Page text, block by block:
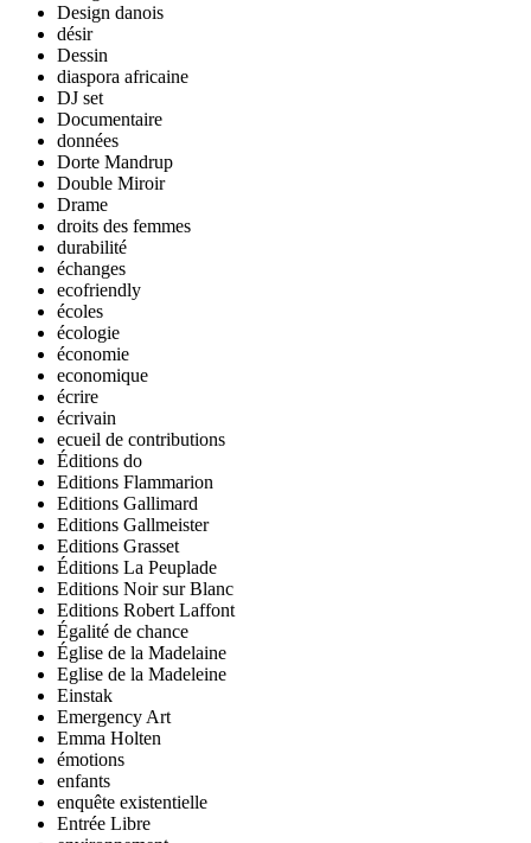
Design danois
désir
Dessin
diaspora africaine
DJ set
Documentaire
données
Dorte Mandrup
Double Miroir
Drame
droits des femmes
durabilité
échanges
ecofriendly
écoles
écologie
économie
economique
écrire
écrivain
ecueil de contributions
Éditions do
Editions Flammarion
Editions Gallimard
Editions Gallmeister
Editions Grasset
Éditions La Peuplade
Editions Noir sur Blanc
Editions Robert Laffont
Égalité de chance
Église de la Madelaine
Eglise de la Madeleine
Einstak
Emergency Art
Emma Holten
émotions
enfants
enquête existentielle
Entrée Libre